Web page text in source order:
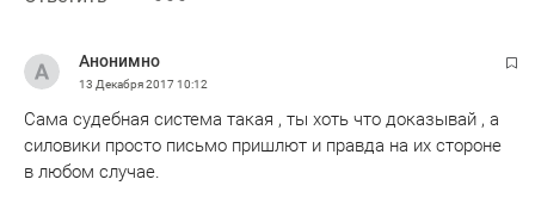
Анонимно
13 Декабря 201710:12
Сама судебная система такая , ты хоть что доказывай , а
силовики просто письмо пришлют и правда на их стороне
в любом случае.